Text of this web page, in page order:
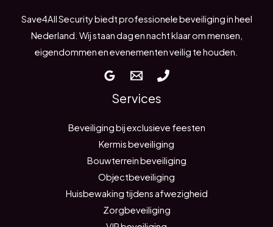
Save4All Security biedt professionele beveiliging in heel
Nederland. Wij staan dag en nacht klaar om mensen,
eigendommen en evenementen veilig te houden.
Services
Beveiliging bij exclusieve feesten
Kermis beveiliging
Bouwterrein beveiliging
Objectbeveiliging
Huisbewaking tijdens afwezigheid
Zorgbeveiliging